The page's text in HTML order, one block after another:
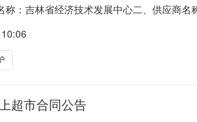
称：吉林省经济技术发展中心二、供应商
的基本概况：七、其它事项：无八、联系
超市合同公告